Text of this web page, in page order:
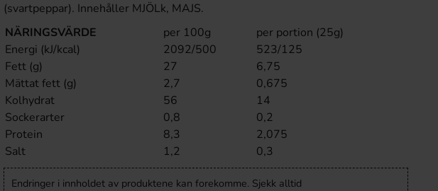
(svartpeppar). Innehåller MJÖLk, MAJS.
NÄRINGSVÄRDE
per 100g
per portion (25g)
Energi (kJ/kcal)
2092/500
523/125
Fett (g)
27
6,75
Mättat fett (g)
2,7
0,675
Kolhydrat
56
14
Sockerarter
0,8
0,2
Protein
8,3
2,075
Salt
1,2 0,3
Endringer i innholdet av produktene kan forekomme. Sjekk alltid